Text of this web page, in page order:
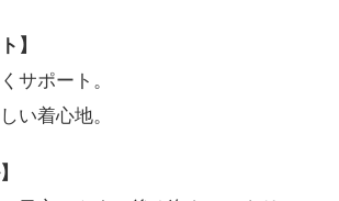
】
サポート。
い着心地。